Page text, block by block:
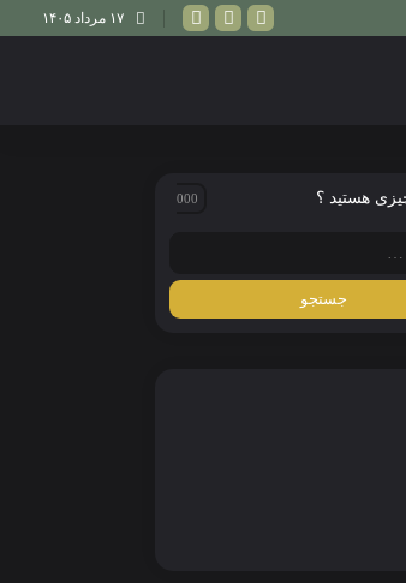
اسبدوانی ترکیه گازی کوشوسو؛ فراتر از یک مسابقه
۱۷ مرداد ۱۴۰۵
هستید ؟